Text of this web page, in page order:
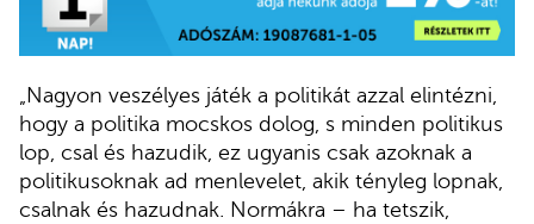
„Nagyon veszélyes játék a politikát azzal elintézni,
hogy a politika mocskos dolog, s minden politikus
lop, csal és hazudik, ez ugyanis csak azoknak a
politikusoknak ad menlevelet, akik tényleg lopnak,
csalnak és hazudnak. Normákra – ha tetszik,